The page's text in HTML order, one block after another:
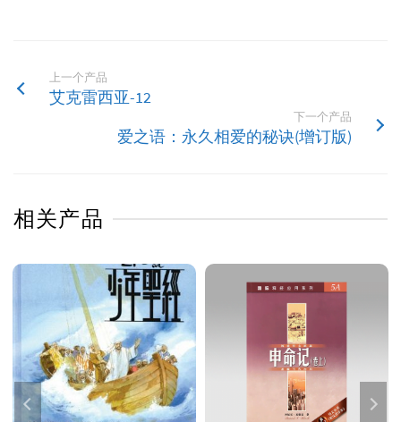
上一个产品
艾克雷西亚-12
下一个产品
爱之语：永久相爱的秘诀(增订版)
相关产品